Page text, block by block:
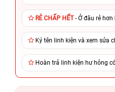
RẺ CHẤP HẾT- Ở đâu rẻ hơn
Ký tên linh kiện và xem sửa
Hoàn trả linh kiện hư hỏng